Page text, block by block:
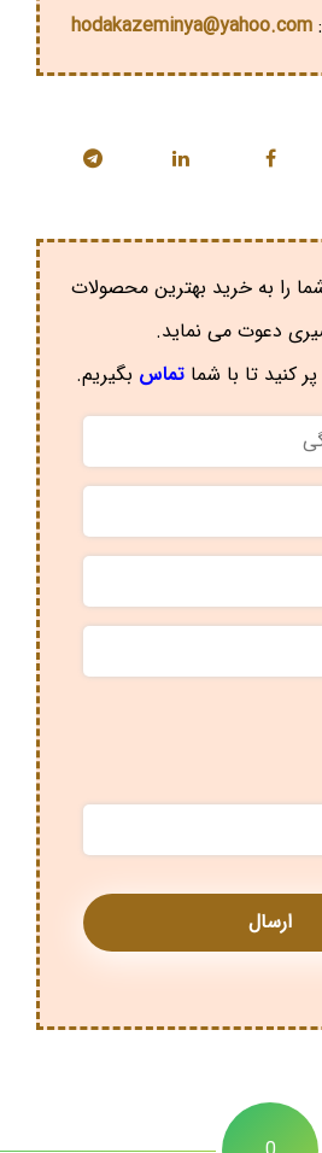
hodakazeminya@yahoo.com
را به خرید بهترین محصولات
دعوت می نماید.
پر کنید تا با شماتماس بگیریم.